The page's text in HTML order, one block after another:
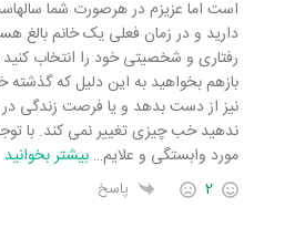
است اما عزیزم در هرصورت شما
دارید و در زمان فعلی یک خانم بالغ
رفتاری و شخصیتی خود را انتخاب
بازهم بخواهید به این دلیل که گذشته
نیز از دست بدهد و یا فرصت زندگی در
ندهید خب چیزی تغییر نمی کند. با
مورد وابستگی و علایم… بیشتر بخوانید
2 پاسخ